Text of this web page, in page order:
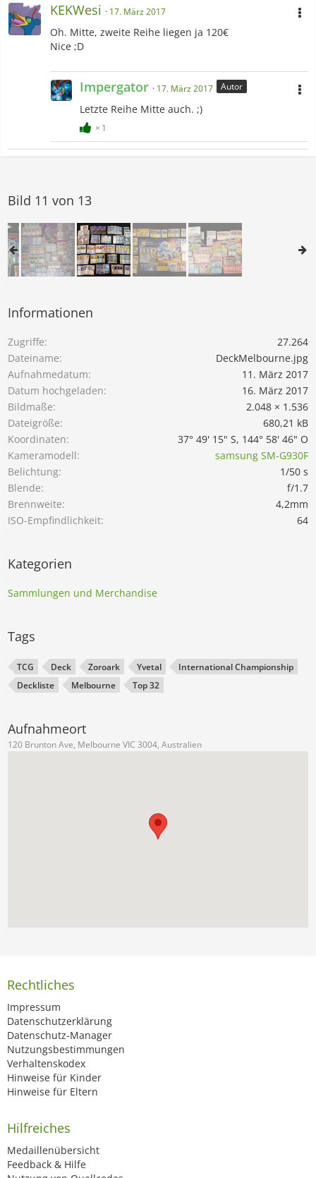
KEKWesi 17. März 2017
Oh. Mitte, zweite Reihe liegen ja 120€
Nice ;D
Impergator 17. März 2017 Autor
Letzte Reihe Mitte auch. ;)
1
Bild 11 von 13
Informationen
Zugriffe
27.264
Dateiname
DeckMelbourne.jpg
Aufnahmedatum
11. März 2017
Datum hochgeladen
16. März 2017
Bildmaße
2.048 × 1.536
Dateigröße
680,21 kB
Koordinaten
37° 49' 15" S, 144° 58' 46" O
Kameramodell
samsung SM-G930F
Belichtung
1/50 s
Blende
f/1.7
Brennweite
4,2mm
ISO-Empfindlichkeit
64
Kategorien
Sammlungen und Merchandise
Tags
TCG Deck Zoroark Yvetal
International Championship
Deckliste
Melbourne Top 32
Aufnahmeort
120 Brunton Ave, Melbourne VIC 3004, Australien
Rechtliches
Impressum
Datenschutzerklärung
Datenschutz-Manager
Nutzungsbestimmungen
Verhaltenskodex
Hinweise für Kinder
Hinweise für Eltern
Hilfreiches
Medaillenübersicht
Feedback & Hilfe